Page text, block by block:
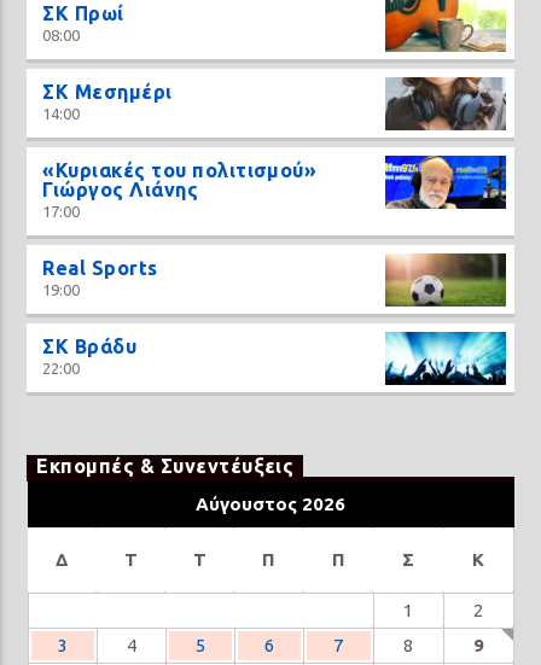
ΣΚ Πρωί
08:00
ΣΚ Μεσημέρι
14:00
«Κυριακές του πολιτισμού»
Γιώργος Λιάνης
17:00
Real Sports
19:00
ΣΚ Βράδυ
22:00
Εκπομπές & Συνεντέυξεις
Αύγουστος 2026
Δ Τ Τ Π Π Σ Κ
1
2
3
4 5 6 7 8
9